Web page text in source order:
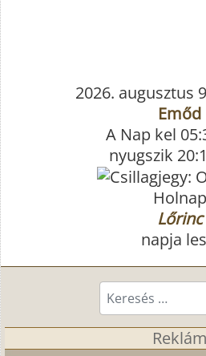
2026. augusztus
Emőd
A Nap kel
nyugszik
Holnap
Lőrinc
napja
Keresés...
Reklám